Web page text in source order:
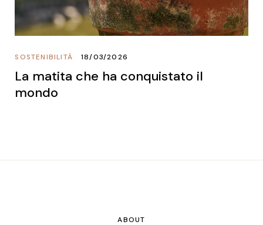
SOSTENIBILITÀ 18/03/2026
La matita che ha conquistato il
mondo
ABOUT